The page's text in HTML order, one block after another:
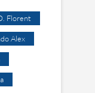
Florent
Alex